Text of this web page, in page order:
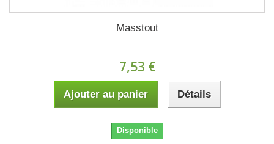
Masstout
7,53 €
Ajouter au panier Détails
Disponible